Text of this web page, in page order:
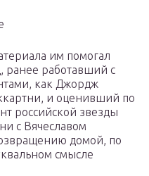
им помогал
ранее работавший с
как Джордж
и оценивший по
российской звезды
с Вячеславом
домой, по
смысле